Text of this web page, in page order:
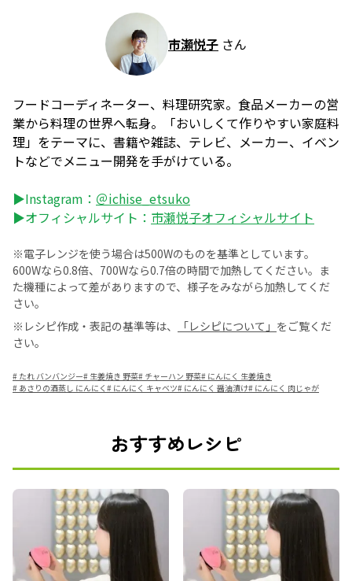
市瀬悦子 さん
フードコーディネーター、料理研究家。食品メーカーの営
業から料理の世界へ転身。「おいしくて作りやすい家庭料
理」をテーマに、書籍や雑誌、テレビ、メーカー、イベン
トなどでメニュー開発を手がけている。
▶Instagram： ＠ichise_etsuko
▶オフィシャルサイト： 市瀬悦子オフィシャルサイト
※電子レンジを使う場合は500Wのものを基準としています。
600Wなら0.8倍、700Wなら0.7倍の時間で加熱してください。ま
た機種によって差がありますので、様子をみながら加熱してくだ
さい。
※レシピ作成・表記の基準等は、
「レシピについて」 をご覧くだ
さい。
# たれ バンバンジー# 生姜焼き 野菜# チャーハン 野菜# にんにく 生姜焼き
# あさりの酒蒸し にんにく # にんにく キャベツ# にんにく 醤油漬け# にんにく 肉じゃが
おすすめレシピ